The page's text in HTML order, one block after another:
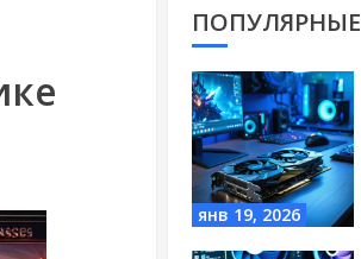
янв 19, 2026